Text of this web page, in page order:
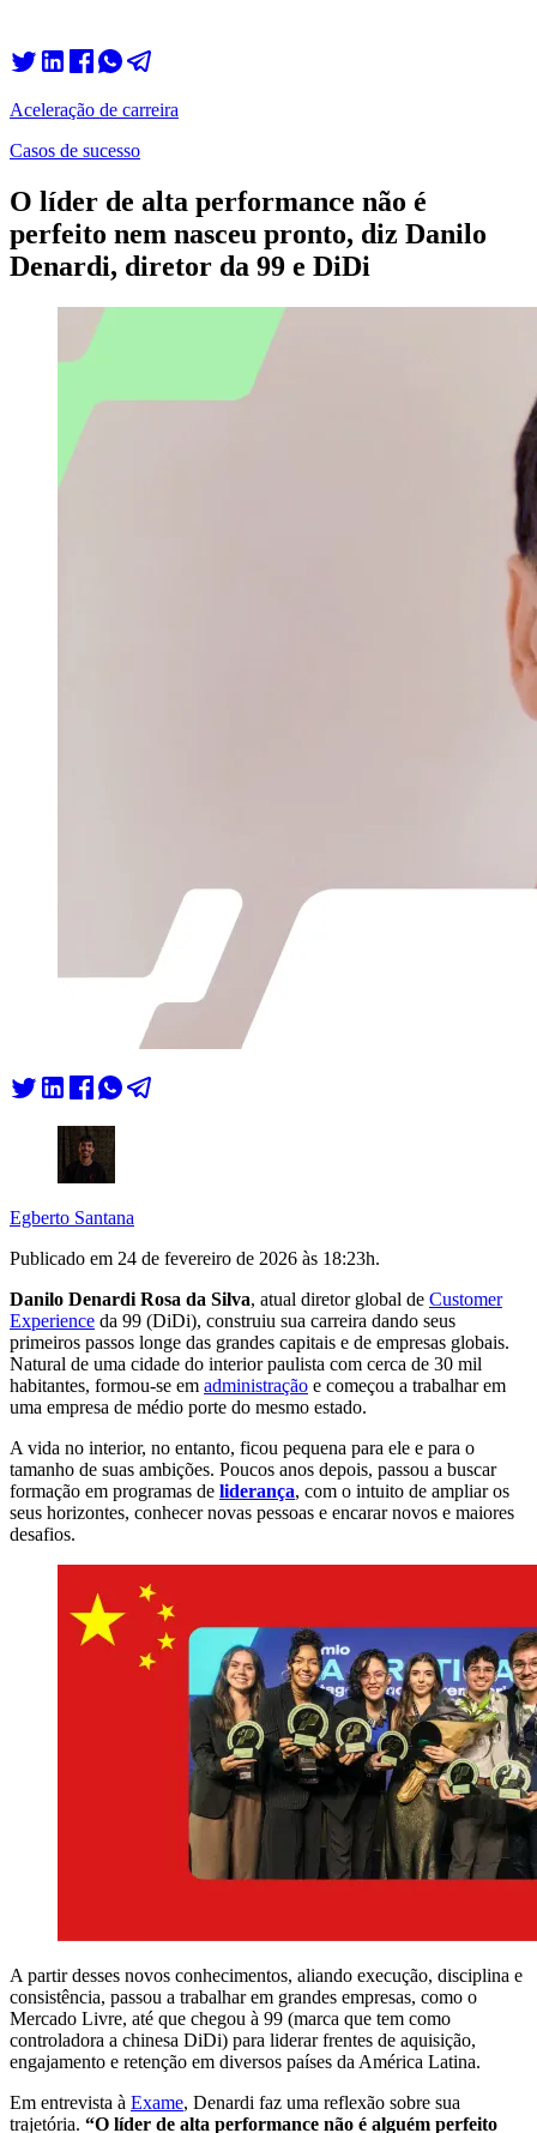
Aceleração de carreira
Casos de sucesso
O líder de alta performance não é
perfeito nem nasceu pronto, diz Danilo
Denardi, diretor da 99 e DiDi
Egberto Santana
Publicado em 24 de fevereiro de 2026 às 18:23h.
Danilo Denardi Rosa da Silva, atual diretor global de Customer
Experience da 99 (DiDi), construiu sua carreira dando seus
primeiros passos longe das grandes capitais e de empresas globais.
Natural de uma cidade do interior paulista com cerca de 30 mil
habitantes, formou-se em administração e começou a trabalhar em
uma empresa de médio porte do mesmo estado.
A vida no interior, no entanto, ficou pequena para ele e para o
tamanho de suas ambições. Poucos anos depois, passou a buscar
formação em programas de liderança, com o intuito de ampliar os
seus horizontes, conhecer novas pessoas e encarar novos e maiores
desafios.
A partir desses novos conhecimentos, aliando execução, disciplina e
consistência, passou a trabalhar em grandes empresas, como o
Mercado Livre, até que chegou à 99 (marca que tem como
controladora a chinesa DiDi) para liderar frentes de aquisição,
engajamento e retenção em diversos países da América Latina.
Em entrevista à Exame, Denardi faz uma reflexão sobre sua
trajetória. “O líder de alta performance não é alguém perfeito